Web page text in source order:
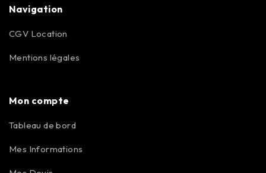
Navigation
CGV Location
Mentions légales
Mon compte
Tableau de bord
Mes Informations